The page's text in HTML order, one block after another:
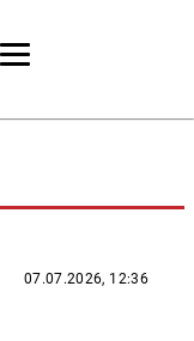
07.07.2026, 12:36